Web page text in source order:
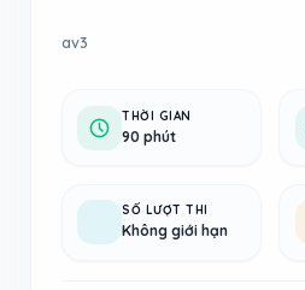
av3
THỜI GIAN
90 phút
SỐ LƯỢT THI
Không giới hạn